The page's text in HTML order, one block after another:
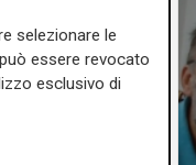
selezionare le
essere revocato
esclusivo di